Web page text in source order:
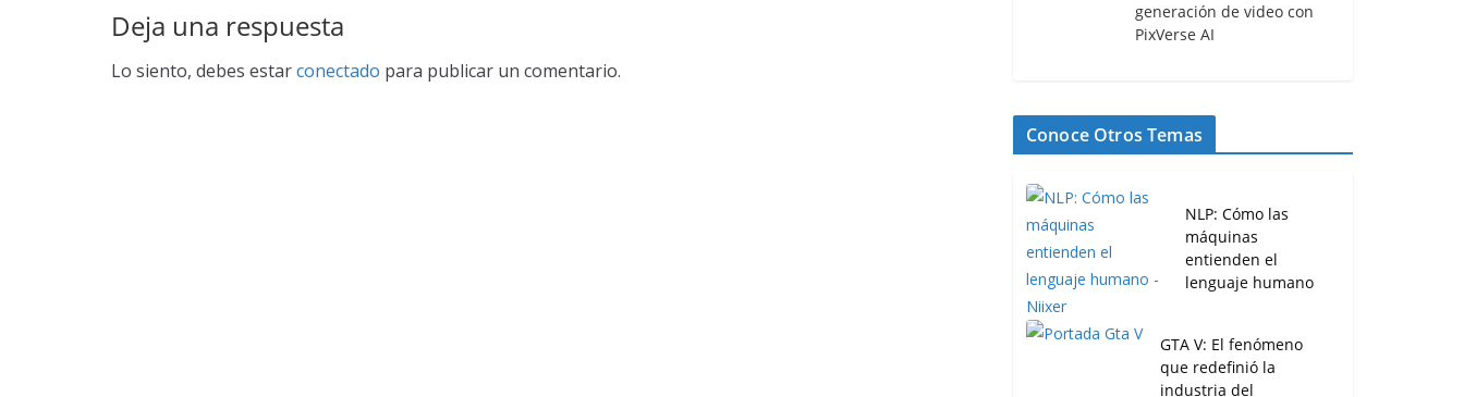
Deja una respuesta
Lo siento, debes estarconectado para publicar un comentario.
generación de video con
PixVerse AI
Conoce Otros Temas
NLP: Cómo las
máquinas
entienden el
lenguaje humano
GTA V: El fenómeno
que redefinió la
industria del